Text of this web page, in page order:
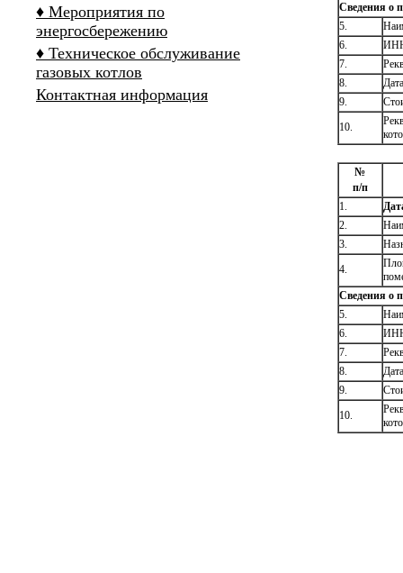
♦ Мероприятия по
энергосбережению
♦ Техническое обслуживание
газовых котлов
Контактная информация
Сведения о
5.
6.
ИНН
7.
8.
9.
10.
№
п/п
1.
2.
3.
4.
Сведения о
5.
6.
ИНН
7.
8.
9.
10.